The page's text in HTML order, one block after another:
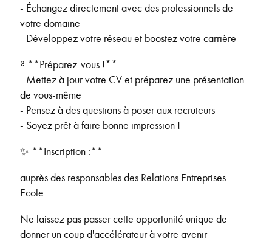
- Échangez directement avec des professionnels de
votre domaine
- Développez votre réseau et boostez votre carrière
? **Préparez-vous !**
- Mettez à jour votre CV et préparez une présentation
de vous-même
- Pensez à des questions à poser aux recruteurs
- Soyez prêt à faire bonne impression !
✨ **Inscription :**
auprès des responsables des Relations Entreprises-
Ecole
Ne laissez pas passer cette opportunité unique de
donner un coup d'accélérateur à votre avenir